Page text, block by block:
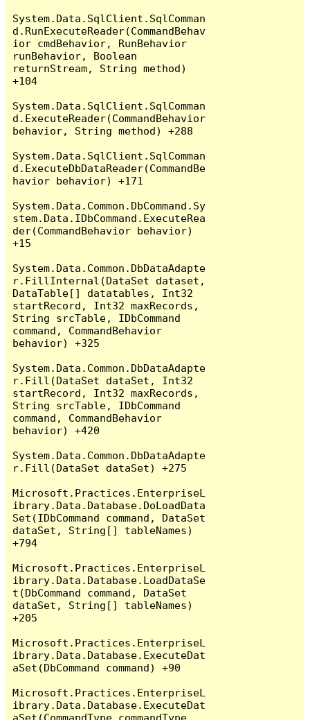
System.Data.SqlClient.SqlComman
d.RunExecuteReader(CommandBehav
ior cmdBehavior, RunBehavior
runBehavior, Boolean
returnStream, String method)
+104
System.Data.SqlClient.SqlComman
d.ExecuteReader(CommandBehavior
behavior, String method) +288
System.Data.SqlClient.SqlComman
d.ExecuteDbDataReader(CommandBe
havior behavior) +171
System.Data.Common.DbCommand.Sy
stem.Data.IDbCommand.ExecuteRea
der(CommandBehavior behavior)
+15
System.Data.Common.DbDataAdapte
r.FillInternal(DataSet dataset,
DataTable[] datatables, Int32
startRecord, Int32 maxRecords,
String srcTable, IDbCommand
command, CommandBehavior
behavior) +325
System.Data.Common.DbDataAdapte
r.Fill(DataSet dataSet, Int32
startRecord, Int32 maxRecords,
String srcTable, IDbCommand
command, CommandBehavior
behavior) +420
System.Data.Common.DbDataAdapte
r.Fill(DataSet dataSet) +275
Microsoft.Practices.EnterpriseL
ibrary.Data.Database.DoLoadData
Set(IDbCommand command, DataSet
dataSet, String[] tableNames)
+794
Microsoft.Practices.EnterpriseL
ibrary.Data.Database.LoadDataSe
t(DbCommand command, DataSet
dataSet, String[] tableNames)
+205
Microsoft.Practices.EnterpriseL
ibrary.Data.Database.ExecuteDat
aSet(DbCommand command) +90
Microsoft.Practices.EnterpriseL
ibrary.Data.Database.ExecuteDat
aSet(CommandType commandType,